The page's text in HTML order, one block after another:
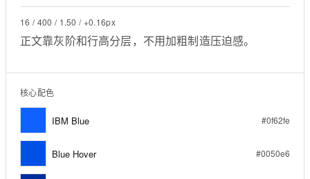
16 / 400 / 1.50 / +0.16px
正文靠灰阶和行高分层，不用加粗制造压迫感。
核心配色
IBM Blue #0f62fe
Blue Hover #0050e6